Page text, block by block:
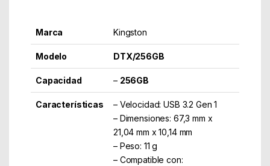
Marca Kingston
Modelo DTX/256GB
Capacidad – 256GB
Características
– Velocidad: USB 3.2 Gen 1
– Dimensiones: 67,3 mm x
21,04 mm x 10,14 mm
– Peso: 11 g
– Compatible con: